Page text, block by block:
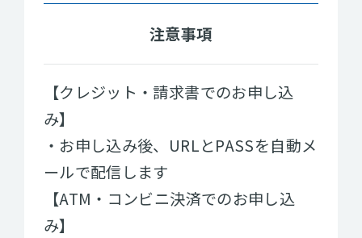
注意事項
【クレジット・請求書でのお申し込
み】
・お申し込み後、URLとPASSを自動メ
ールで配信します
【ATM・コンビニ決済でのお申し込
み】